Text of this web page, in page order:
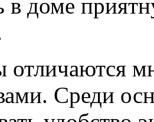
в доме
отличаются
Среди